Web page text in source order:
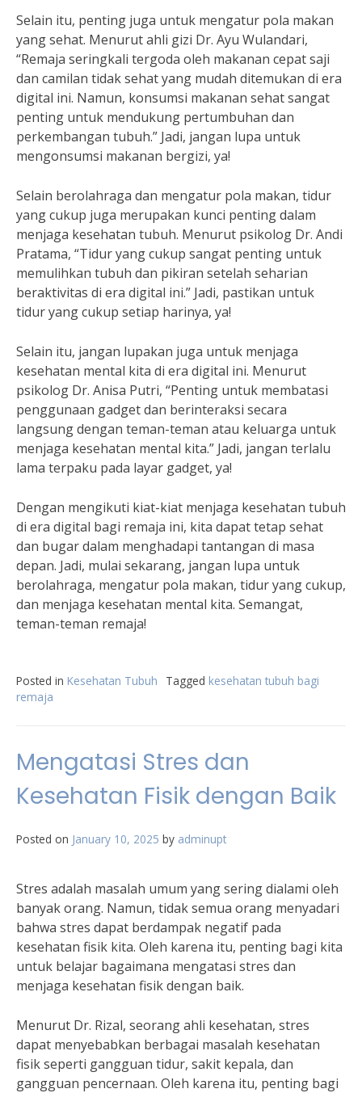
Selain itu, penting juga untuk mengatur pola makan
yang sehat. Menurut ahli gizi Dr. Ayu Wulandari,
“Remaja seringkali tergoda oleh makanan cepat saji
dan camilan tidak sehat yang mudah ditemukan di era
digital ini. Namun, konsumsi makanan sehat sangat
penting untuk mendukung pertumbuhan dan
perkembangan tubuh.” Jadi, jangan lupa untuk
mengonsumsi makanan bergizi, ya!
Selain berolahraga dan mengatur pola makan, tidur
yang cukup juga merupakan kunci penting dalam
menjaga kesehatan tubuh. Menurut psikolog Dr. Andi
Pratama, “Tidur yang cukup sangat penting untuk
memulihkan tubuh dan pikiran setelah seharian
beraktivitas di era digital ini.” Jadi, pastikan untuk
tidur yang cukup setiap harinya, ya!
Selain itu, jangan lupakan juga untuk menjaga
kesehatan mental kita di era digital ini. Menurut
psikolog Dr. Anisa Putri, “Penting untuk membatasi
penggunaan gadget dan berinteraksi secara
langsung dengan teman-teman atau keluarga untuk
menjaga kesehatan mental kita.” Jadi, jangan terlalu
lama terpaku pada layar gadget, ya!
Dengan mengikuti kiat-kiat menjaga kesehatan tubuh
di era digital bagi remaja ini, kita dapat tetap sehat
dan bugar dalam menghadapi tantangan di masa
depan. Jadi, mulai sekarang, jangan lupa untuk
berolahraga, mengatur pola makan, tidur yang cukup,
dan menjaga kesehatan mental kita. Semangat,
teman-teman remaja!
Posted in Kesehatan Tubuh Tagged kesehatan tubuh bagi
remaja
Mengatasi Stres dan
Kesehatan Fisik dengan Baik
Posted on January 10, 2025 by adminupt
Stres adalah masalah umum yang sering dialami oleh
banyak orang. Namun, tidak semua orang menyadari
bahwa stres dapat berdampak negatif pada
kesehatan fisik kita. Oleh karena itu, penting bagi kita
untuk belajar bagaimana mengatasi stres dan
menjaga kesehatan fisik dengan baik.
Menurut Dr. Rizal, seorang ahli kesehatan, stres
dapat menyebabkan berbagai masalah kesehatan
fisik seperti gangguan tidur, sakit kepala, dan
gangguan pencernaan. Oleh karena itu, penting bagi